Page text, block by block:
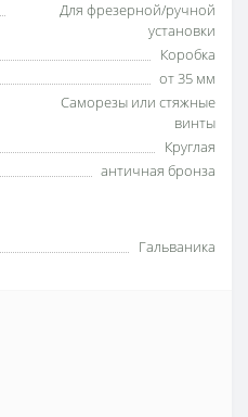
Для фрезерной/ручной
установки
Коробка
от 35 мм
Саморезы или стяжные
винты
Круглая
античная бронза
Гальваника